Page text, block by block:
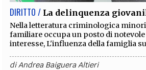
DIRITTO / La delinquenza
Nella letteratura criminologica
familiare occupa un posto di
interesse, L'influenza della famiglia
diAndrea Baiguera Altieri